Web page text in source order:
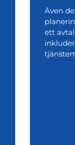
Även
ett